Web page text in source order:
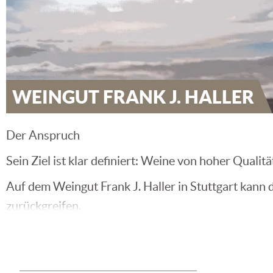
WEINGUT FRANK J. HALLER
Der Anspruch
Sein Ziel ist klar definiert: Weine von hoher
Auf dem Weingut Frank J. Haller in Stuttgart kann
zurückgreifen.
wo die Reben von Frank J. Haller gedeihen,